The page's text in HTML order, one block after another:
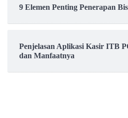
9 Elemen Penting Penerapan
Penjelasan Aplikasi Kasir ITB
dan Manfaatnya